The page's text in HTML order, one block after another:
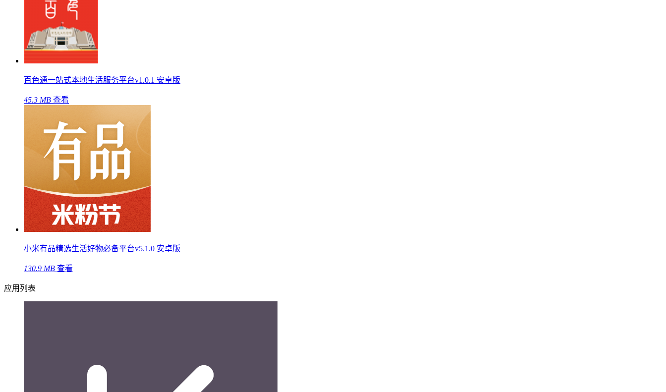
百色通一站式本地生活服务平台v1.0.1 安卓版
45.3 MB 查看
小米有品精选生活好物必备平台v5.1.0 安卓版
130.9 MB 查看
应用列表